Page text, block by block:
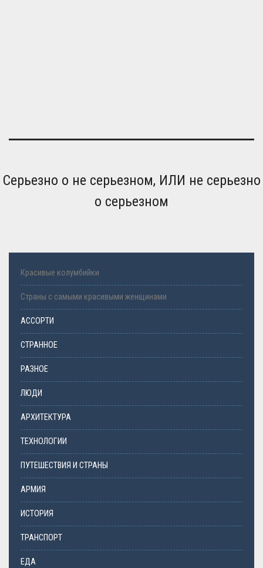
Серьезно о не серьезном, ИЛИ не серьезно
о серьезном
Красивые колумбийки
Страны с самыми красивыми женщинами
АССОРТИ
СТРАННОЕ
РАЗНОЕ
ЛЮДИ
АРХИТЕКТУРА
ТЕХНОЛОГИИ
ПУТЕШЕСТВИЯ И СТРАНЫ
АРМИЯ
ИСТОРИЯ
ТРАНСПОРТ
ЕДА